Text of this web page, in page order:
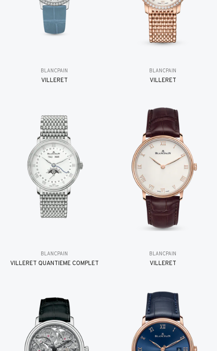
BLANCPAIN
VILLERET
BLANCPAIN
VILLERET
BLANCPAIN
VILLERET QUANTIÈME COMPLET
BLANCPAIN
VILLERET